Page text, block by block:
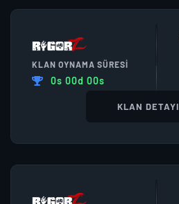
KLAN OYNAMA SÜRESI
0s 00d 00s
KLAN DETAYI